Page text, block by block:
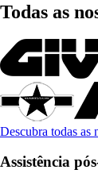
Todas as
Descubra todas as
Assistência